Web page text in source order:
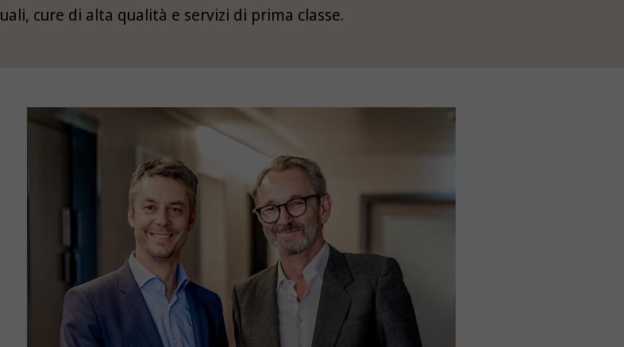
cure di alta qualità e servizi di prima classe.